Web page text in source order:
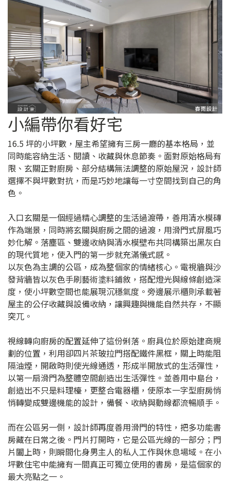
小編帶你看好宅
16.5 坪的小坪數，屋主希望擁有三房一廳的基本格局，並
同時能容納生活、閱讀、收藏與休息節奏。面對原始格局有
限、玄關正對廚房、部分結構無法調整的原始屋況，設計師
選擇不與坪數對抗，而是巧妙地讓每一寸空間找到自己的角
色。
入口玄關是一個經過精心調整的生活過渡帶，善用清水模磚
作為端景，同時將玄關與廚房之間的過渡，用滑門式屏風巧
妙化解。落塵區、雙邊收納與清水模壁布共同構築出黑灰白
的現代質地，使入門的第一步就充滿儀式感。
以灰色為主調的公區，成為整個家的情緒核心。電視牆與沙
發背牆皆以灰色手刷藝術塗料鋪敘，搭配燈光與線條創造深
度，使小坪數空間也能展現沉穩氣度。旁邊展示櫃則承載著
屋主的公仔收藏與設備收納，讓興趣與機能自然共存，不顯
突兀。
視線轉向廚房的配置延伸了這份俐落。廚具位於原始建商規
劃的位置，利用卻四片茶玻拉門搭配鐵件黑框，關上時能阻
隔油煙，開啟時則使光線通透，形成半開放式的生活彈性，
以第一扇滑門為整體空間創造出生活彈性。並善用中島台，
創造出不只是料理檯，更整合電器櫃，使原本一字型廚房悄
悄轉變成雙邊機能的設計，備餐、收納與動線都流暢順手。
而在公區另一側，設計師再度善用滑門的特性，把多功能書
房藏在日常之後。門片打開時，它是公區光線的一部分；門
片闔上時，則瞬間化身男主人的私人工作與休息場域。在小
坪數住宅中能擁有一間真正可獨立使用的書房，是這個家的
最大亮點之一。